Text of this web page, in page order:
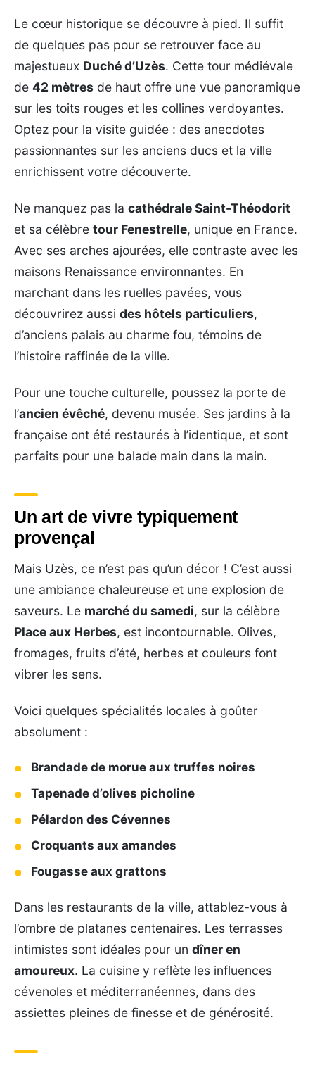
Le cœur historique se découvre à pied. Il suffit
de quelques pas pour se retrouver face au
majestueux Duché d’Uzès. Cette tour médiévale
de 42 mètres de haut offre une vue panoramique
sur les toits rouges et les collines verdoyantes.
Optez pour la visite guidée : des anecdotes
passionnantes sur les anciens ducs et la ville
enrichissent votre découverte.
Ne manquez pas la cathédrale Saint-Théodorit
et sa célèbre tour Fenestrelle, unique en France.
Avec ses arches ajourées, elle contraste avec les
maisons Renaissance environnantes. En
marchant dans les ruelles pavées, vous
découvrirez aussi des hôtels particuliers,
d’anciens palais au charme fou, témoins de
l’histoire raffinée de la ville.
Pour une touche culturelle, poussez la porte de
l’ancien évêché, devenu musée. Ses jardins à la
française ont été restaurés à l’identique, et sont
parfaits pour une balade main dans la main.
Un art de vivre typiquement
provençal
Mais Uzès, ce n’est pas qu’un décor ! C’est aussi
une ambiance chaleureuse et une explosion de
saveurs. Le marché du samedi, sur la célèbre
Place aux Herbes, est incontournable. Olives,
fromages, fruits d’été, herbes et couleurs font
vibrer les sens.
Voici quelques spécialités locales à goûter
absolument :
Brandade de morue aux truffes noires
Tapenade d’olives picholine
Pélardon des Cévennes
Croquants aux amandes
Fougasse aux grattons
Dans les restaurants de la ville, attablez-vous à
l’ombre de platanes centenaires. Les terrasses
intimistes sont idéales pour un dîner en
amoureux. La cuisine y reflète les influences
cévenoles et méditerranéennes, dans des
assiettes pleines de finesse et de générosité.